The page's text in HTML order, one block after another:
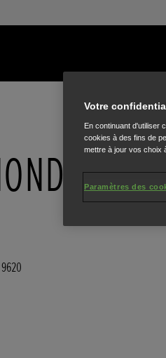
9620
Votre
En continuant d'utiliser
cookies à des fins de
mettre à jour vos choix
Paramètres des